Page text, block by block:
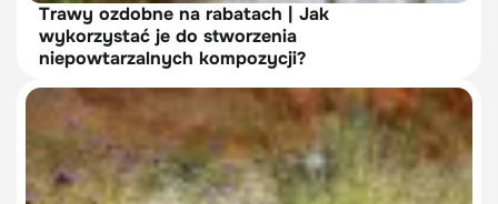
Trawy ozdobne na rabatach | Jak
wykorzystać je do stworzenia
niepowtarzalnych kompozycji?